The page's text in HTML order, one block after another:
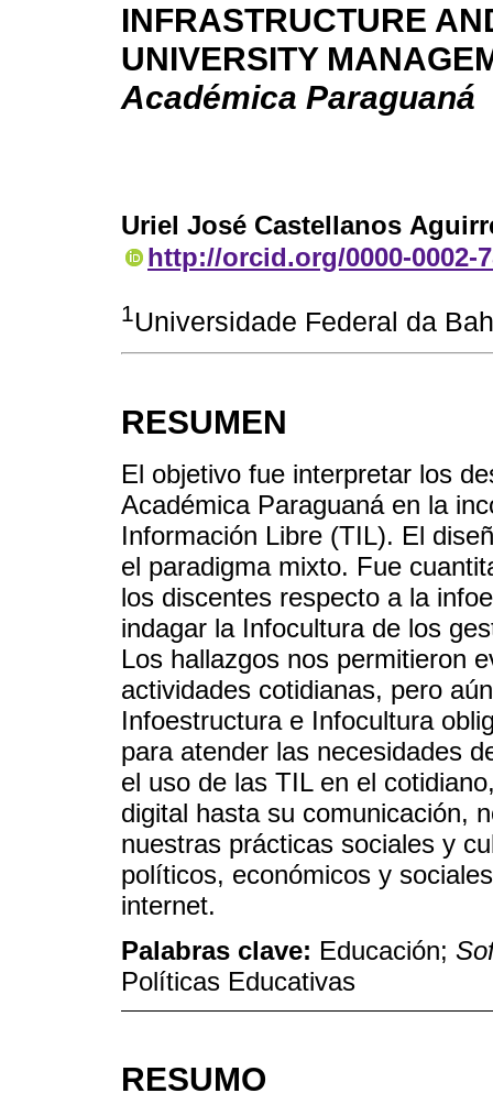
INFRASTRUCTURE
UNIVERSITY
Académica Paraguaná
Uriel José Castellanos
http://orcid.org/0000-0002-
1 Universidade Federal da
RESUMEN
El objetivo fue interpretar los
Académica Paraguaná en la
Información Libre (TIL). El
el paradigma mixto. Fue
los discentes respecto a la
indagar la Infocultura de los
Los hallazgos nos permitieron
actividades cotidianas, pero
Infoestructura e Infocultura
para atender las necesidades
el uso de las TIL en el
digital hasta su comunicación,
nuestras prácticas sociales y
políticos, económicos y
internet.
Palabras clave: Educación;
Políticas Educativas
RESUMO